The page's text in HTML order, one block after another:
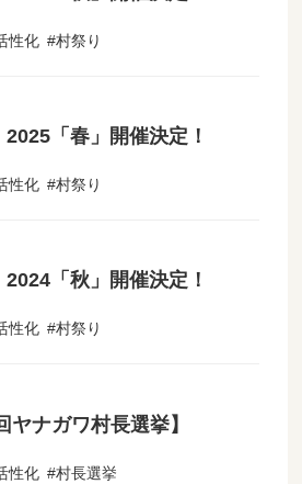
性化 村祭り
「春」開催決定！
性化 村祭り
「秋」開催決定！
性化 村祭り
ヤナガワ村長選挙】
性化 村長選挙